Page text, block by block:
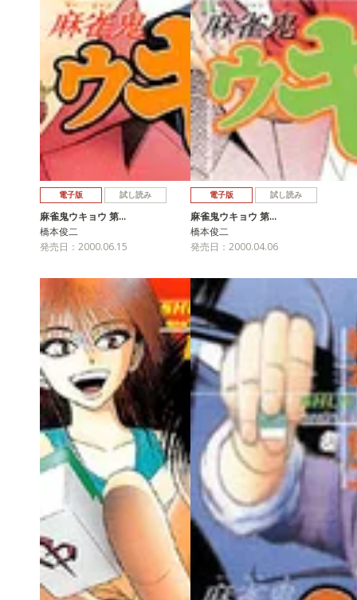
電子版 試し読み
麻雀鬼ウキョウ 第…
橋本俊二
発売日：2000.06.15
電子版 試し読み
麻雀鬼ウキョウ 第…
橋本俊二
発売日：2000.04.06